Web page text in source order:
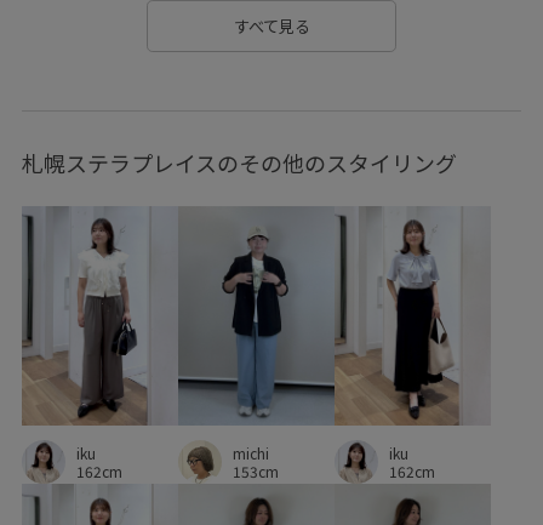
都会的 長財布 麻
すべて見る
札幌ステラプレイスのその他のスタイリング
iku
162cm
michi
153cm
iku
162cm